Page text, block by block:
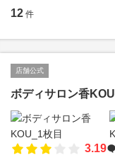
12 件
店舗公式
ボディサロン香KOU
3.19